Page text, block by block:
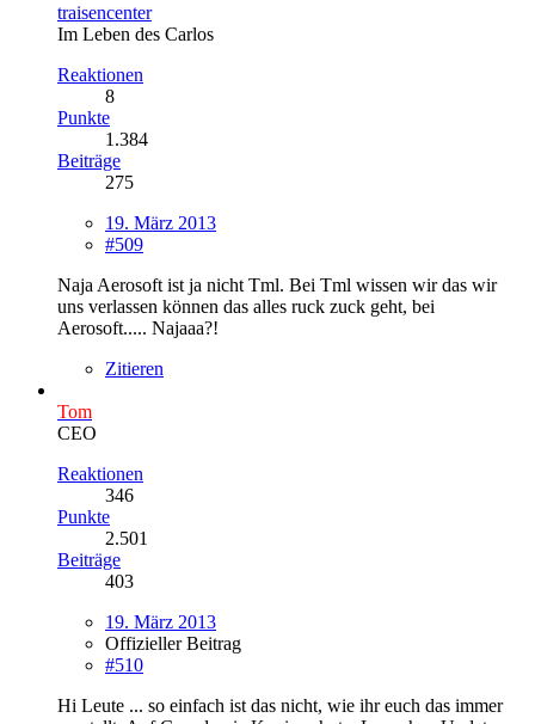
traisencenter
Im Leben des Carlos
Reaktionen
8
Punkte
1.384
Beiträge
275
19. März 2013
#509
Naja Aerosoft ist ja nicht Tml. Bei Tml wissen wir das wir
uns verlassen können das alles ruck zuck geht, bei
Aerosoft..... Najaaa?!
Zitieren
Tom
CEO
Reaktionen
346
Punkte
2.501
Beiträge
403
19. März 2013
Offizieller Beitrag
#510
Hi Leute ... so einfach ist das nicht, wie ihr euch das immer